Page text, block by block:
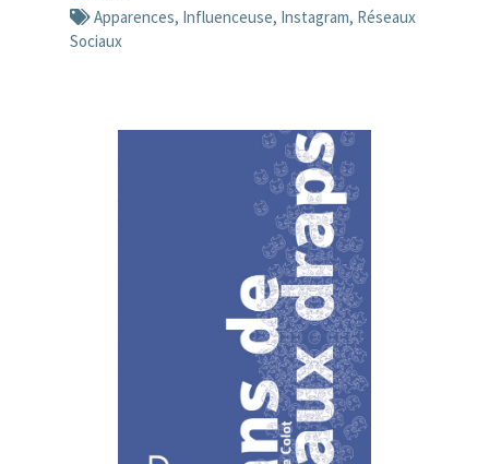
Apparences, Influenceuse, Instagram, Réseaux
Sociaux